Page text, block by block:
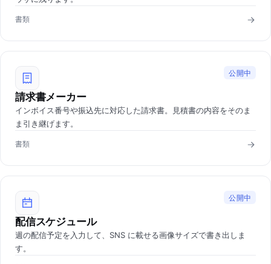
書類
公開中
請求書メーカー
インボイス番号や振込先に対応した請求書。見積書の内容をそのま
ま引き継げます。
書類
公開中
配信スケジュール
週の配信予定を入力して、SNS に載せる画像サイズで書き出しま
す。